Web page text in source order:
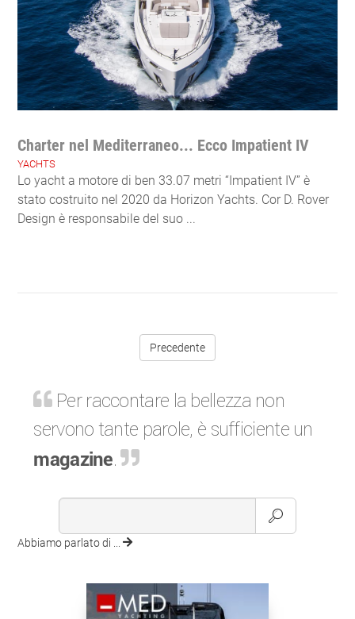
Charter nel Mediterraneo... Ecco Impatient IV
YACHTS
Lo yacht a motore di ben 33.07 metri “Impatient IV” è
stato costruito nel 2020 da Horizon Yachts. Cor D. Rover
Design è responsabile del suo ...
Precedente
Per raccontare la bellezza non
servono tante parole, è sufficiente un
magazine.
Abbiamo parlato di ...